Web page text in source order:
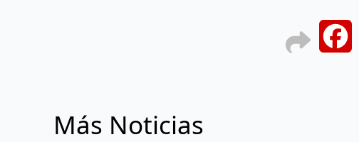
Más Noticias